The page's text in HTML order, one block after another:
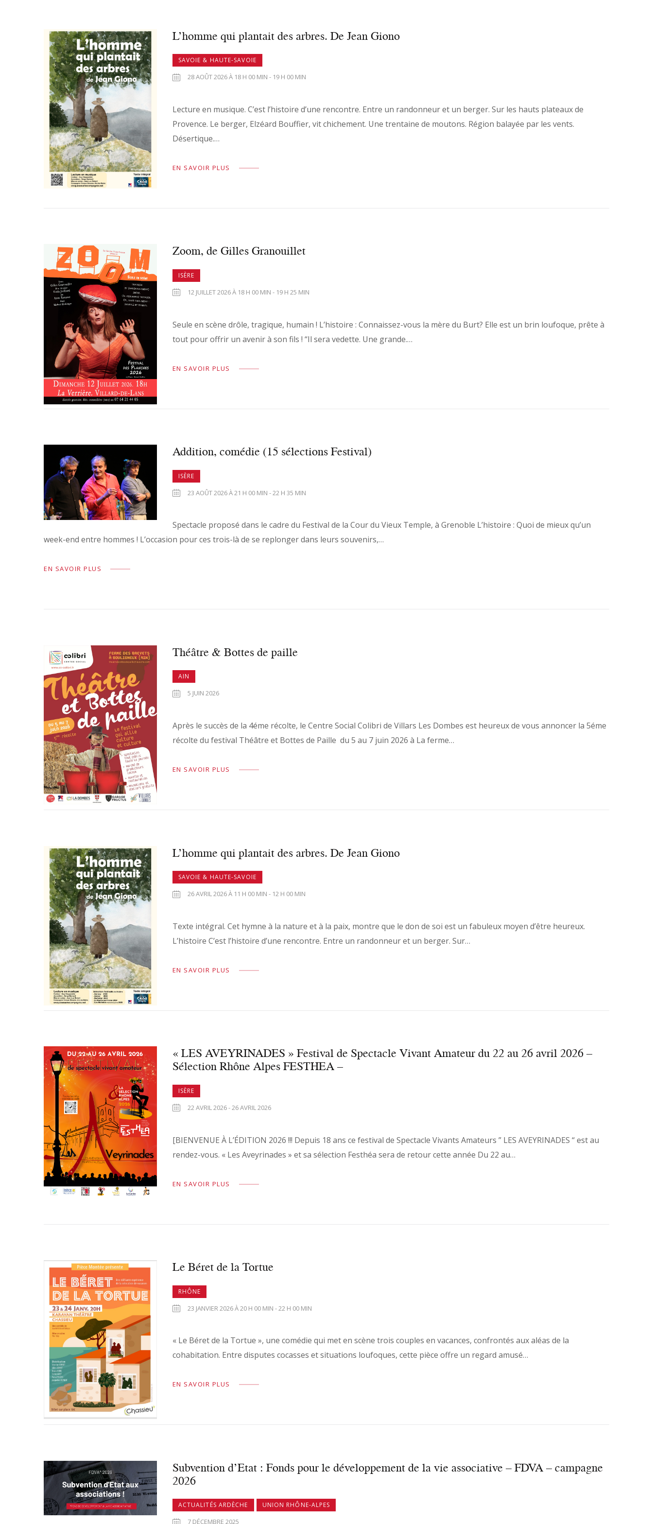
L’homme qui plantait des arbres. De Jean Giono
SAVOIE & HAUTE-SAVOIE
28 AOÛT 2026 À 18 H 00 MIN - 19 H 00 MIN
Lecture en musique. C’est l’histoire d’une rencontre. Entre un randonneur et un berger. Sur les hauts plateaux de
Provence. Le berger, Elzéard Bouffier, vit chichement. Une trentaine de moutons. Région balayée par les vents.
Désertique.…
EN SAVOIR PLUS
Zoom, de Gilles Granouillet
ISÈRE
12 JUILLET 2026 À 18 H 00 MIN - 19 H 25 MIN
Seule en scène drôle, tragique, humain ! L’histoire : Connaissez-vous la mère du Burt? Elle est un brin loufoque, prête à
tout pour offrir un avenir à son fils ! “Il sera vedette. Une grande.…
EN SAVOIR PLUS
Addition, comédie (15 sélections Festival)
ISÈRE
23 AOÛT 2026 À 21 H 00 MIN - 22 H 35 MIN
Spectacle proposé dans le cadre du Festival de la Cour du Vieux Temple, à Grenoble L’histoire : Quoi de mieux qu’un
week-end entre hommes ! L’occasion pour ces trois-là de se replonger dans leurs souvenirs,…
EN SAVOIR PLUS
Théâtre & Bottes de paille
AIN
5 JUIN 2026
Après le succès de la 4éme récolte, le Centre Social Colibri de Villars Les Dombes est heureux de vous annoncer la 5éme
récolte du festival Théâtre et Bottes de Paille du 5 au 7 juin 2026 à La ferme…
EN SAVOIR PLUS
L’homme qui plantait des arbres. De Jean Giono
SAVOIE & HAUTE-SAVOIE
26 AVRIL 2026 À 11 H 00 MIN - 12 H 00 MIN
Texte intégral. Cet hymne à la nature et à la paix, montre que le don de soi est un fabuleux moyen d’être heureux.
L’histoire C’est l’histoire d’une rencontre. Entre un randonneur et un berger. Sur…
EN SAVOIR PLUS
« LES AVEYRINADES » Festival de Spectacle Vivant Amateur du 22 au 26 avril 2026 –
Sélection Rhône Alpes FESTHEA –
ISÈRE
22 AVRIL 2026 - 26 AVRIL 2026
[BIENVENUE À L’ÉDITION 2026 !!! Depuis 18 ans ce festival de Spectacle Vivants Amateurs ” LES AVEYRINADES “ est au
rendez-vous. « Les Aveyrinades » et sa sélection Festhéa sera de retour cette année Du 22 au…
EN SAVOIR PLUS
Le Béret de la Tortue
RHÔNE
23 JANVIER 2026 À 20 H 00 MIN - 22 H 00 MIN
« Le Béret de la Tortue », une comédie qui met en scène trois couples en vacances, confrontés aux aléas de la
cohabitation. Entre disputes cocasses et situations loufoques, cette pièce offre un regard amusé…
EN SAVOIR PLUS
Subvention d’Etat : Fonds pour le développement de la vie associative – FDVA – campagne
2026
ACTUALITÉS ARDÈCHE UNION RHÔNE-ALPES
7 DÉCEMBRE 2025